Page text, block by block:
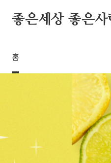
좋은세상 좋은사
홈